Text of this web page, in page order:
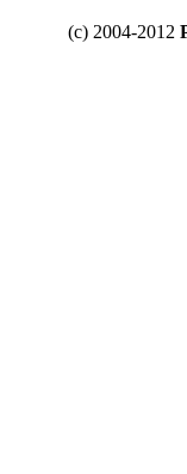
(c) 2004-2012